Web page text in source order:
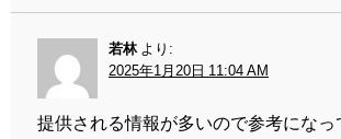
若林
より:
2025年1月20日 11:04 AM
提供される情報が多いので参考になっ